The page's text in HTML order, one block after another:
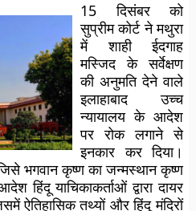
15 दिसंबर को
सुप्रीम कोर्ट ने मथुरा
में शाही ईदगाह
मस्जिद के सर्वेक्षण
की अनुमति देने वाले
इलाहाबाद उच्च
न्यायालय के आदेश
पर रोक लगाने से
इनकार कर दिया।
भगवान कृष्ण का जन्मस्थान कृष्ण
हिंदू याचिकाकर्ताओं द्वारा दायर
ऐतिहासिक तथ्यों और हिंदू मंदिरों